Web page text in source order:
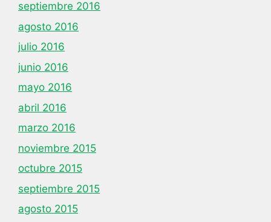
septiembre 2016
agosto 2016
julio 2016
junio 2016
mayo 2016
abril 2016
marzo 2016
noviembre 2015
octubre 2015
septiembre 2015
agosto 2015